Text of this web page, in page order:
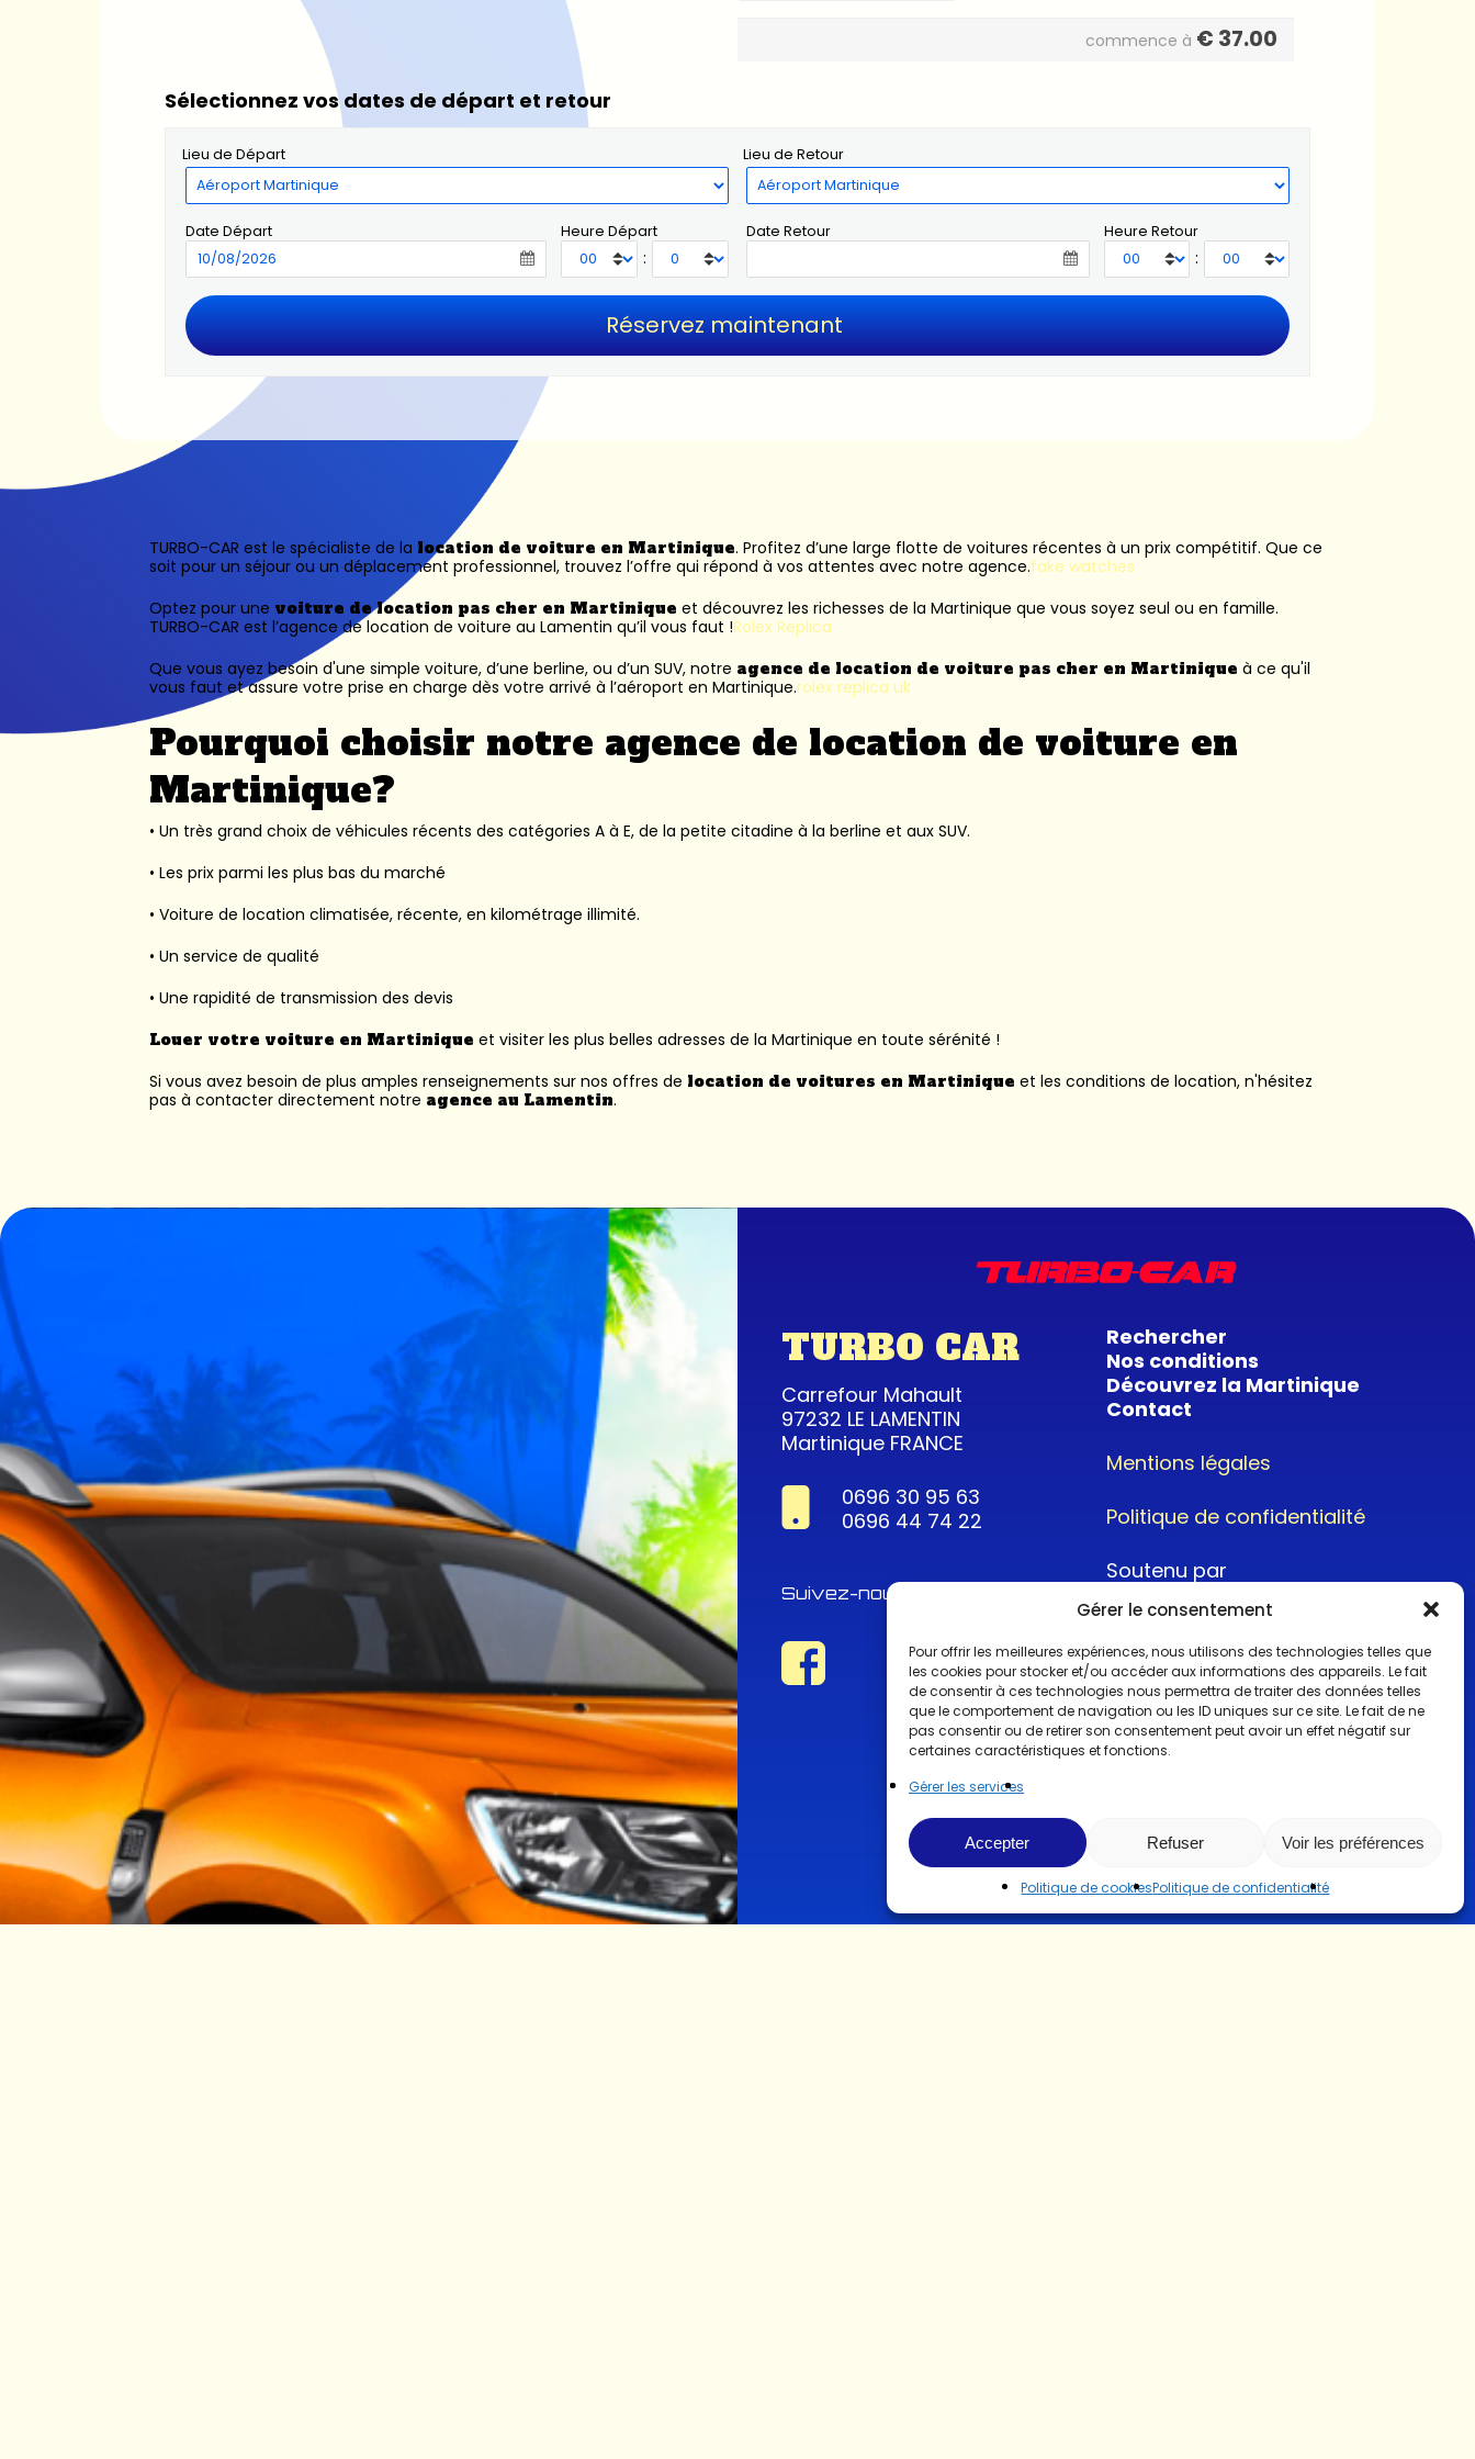
Gérer le consentement
Pour offrir les meilleures expériences, nous utilisons des technologies telles que
les cookies pour stocker et/ou accéder aux informations des appareils. Le fait
de consentir à ces technologies nous permettra de traiter des données telles
que le comportement de navigation ou les ID uniques sur ce site. Le fait de ne
pas consentir ou de retirer son consentement peut avoir un effet négatif sur
certaines caractéristiques et fonctions.
Gérer les services
Accepter Refuser Voir les préférences
Politique de cookiesPolitique de confidentialité
commence à € 37.00
Sélectionnez vos dates de départ et retour
Lieu de Départ Lieu de Retour
Date Départ Heure Départ
:
Date Retour Heure Retour
:
TURBO-CAR est le spécialiste de la location de voiture en Martinique. Profitez d’une large flotte de voitures récentes à un prix compétitif. Que ce
soit pour un séjour ou un déplacement professionnel, trouvez l’offre qui répond à vos attentes avec notre agence.fake watches
Optez pour une voiture de location pas cher en Martinique et découvrez les richesses de la Martinique que vous soyez seul ou en famille.
TURBO-CAR est l’agence de location de voiture au Lamentin qu’il vous faut !Rolex Replica
Que vous ayez besoin d'une simple voiture, d’une berline, ou d’un SUV, notre agence de location de voiture pas cher en Martinique à ce qu'il
vous faut et assure votre prise en charge dès votre arrivé à l’aéroport en Martinique.rolex replica uk
Pourquoi choisir notre agence de location de voiture en
Martinique?
• Un très grand choix de véhicules récents des catégories A à E, de la petite citadine à la berline et aux SUV.
• Les prix parmi les plus bas du marché
• Voiture de location climatisée, récente, en kilométrage illimité.
• Un service de qualité
• Une rapidité de transmission des devis
Louer votre voiture en Martinique et visiter les plus belles adresses de la Martinique en toute sérénité !
Si vous avez besoin de plus amples renseignements sur nos offres de location de voitures en Martinique et les conditions de location, n'hésitez
pas à contacter directement notre agence au Lamentin.
TURBO CAR
Carrefour Mahault
97232 LE LAMENTIN
Martinique FRANCE
0696 30 95 63
0696 44 74 22
Suivez-nous !
Rechercher
Nos conditions
Découvrez la Martinique
Contact
Mentions légales
Politique de confidentialité
Soutenu par
@2022CopyrightTurboCar